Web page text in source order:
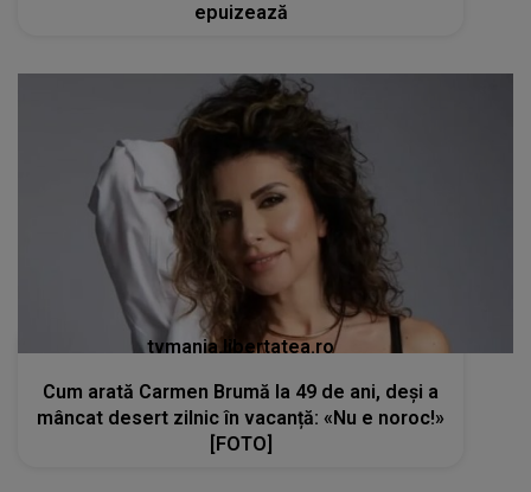
epuizează
tvmania.libertatea.ro
Cum arată Carmen Brumă la 49 de ani, deși a
mâncat desert zilnic în vacanță: «Nu e noroc!»
[FOTO]